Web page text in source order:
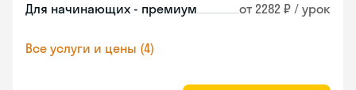
Для начинающих - премиум от 2282 ₽ / урок
Все услуги и цены (4)